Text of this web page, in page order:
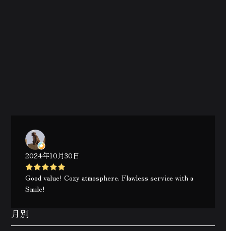
2024年10月30日
Good value! Cozy atmosphere. Flawless service with a
Smile!
月別